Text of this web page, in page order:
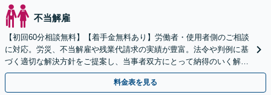
不当解雇
【初回60分相談無料】【着手金無料あり】労働者・使用者側のご相談
に対応。労災、不当解雇や残業代請求の実績が豊富。法令や判例に基
づく適切な解決方針をご提案し、当事者双方にとって納得のいく解決
を目指します【当日／休日／夜間／電話相談可】
料金表を見る